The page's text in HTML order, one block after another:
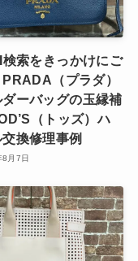
索をきっかけにご
（プラダ）
ーバッグの玉縁補
（トッズ）ハ
換修理事例
月7日